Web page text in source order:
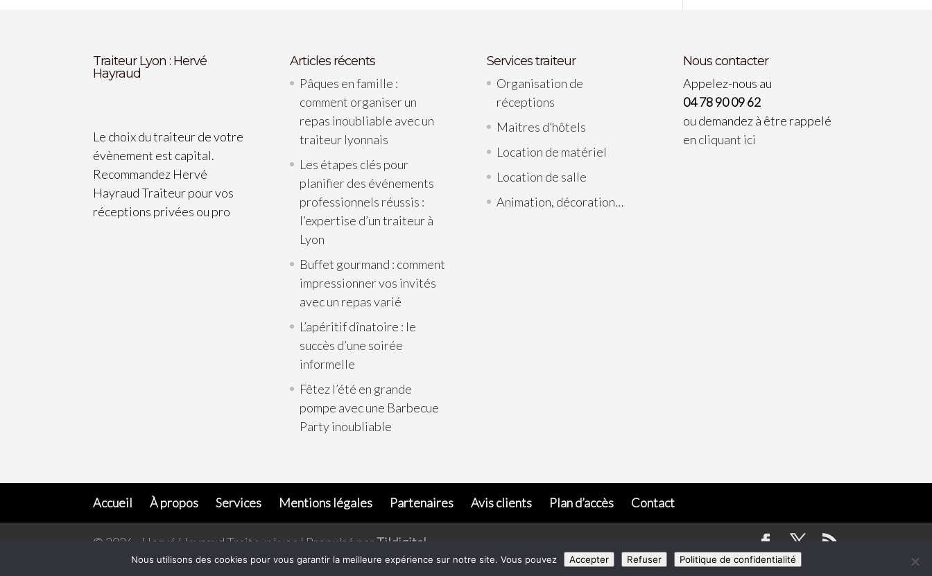
Traiteur Lyon : Hervé
Hayraud
Le choix du traiteur de votre
évènement est capital.
Recommandez Hervé
Hayraud Traiteur pour vos
réceptions privées ou pro
Articles récents
Pâques en famille :
comment organiser un
repas inoubliable avec un
traiteur lyonnais
Les étapes clés pour
planifier des événements
professionnels réussis :
l’expertise d’un traiteur à
Lyon
Buffet gourmand : comment
impressionner vos invités
avec un repas varié
L’apéritif dînatoire : le
succès d’une soirée
informelle
Fêtez l’été en grande
pompe avec une Barbecue
Party inoubliable
Services traiteur
Organisation de
réceptions
Maitres d’hôtels
Location de matériel
Location de salle
Animation, décoration…
Nous contacter
Appelez-nous au
04 78 90 09 62
ou demandez à être rappelé
en cliquant ici
Accueil À propos Services Mentions légales Partenaires Avis clients Plan d’accès Contact
© 2026 - Hervé Hayraud Traiteur Lyon | Propulsé parTildigital
L’abus d'alcool est dangereux pour la santé, consommer avec modération. Pour votre santé, pratiquez une activité physique régulière
Nous utilisons des cookies pour vous garantir la meilleure expérience sur notre site. Vous pouvez Accepter Refuser Politique de confidentialité